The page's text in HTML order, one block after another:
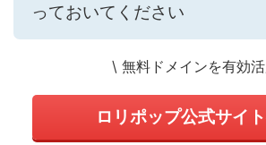
っておいてください
\ 無料ドメインを有効
ロリポップ公式サイ